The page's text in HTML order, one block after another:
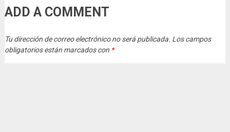
ADD A COMMENT
Tu dirección de correo electrónico no será publicada. Los campos
obligatorios están marcados con *